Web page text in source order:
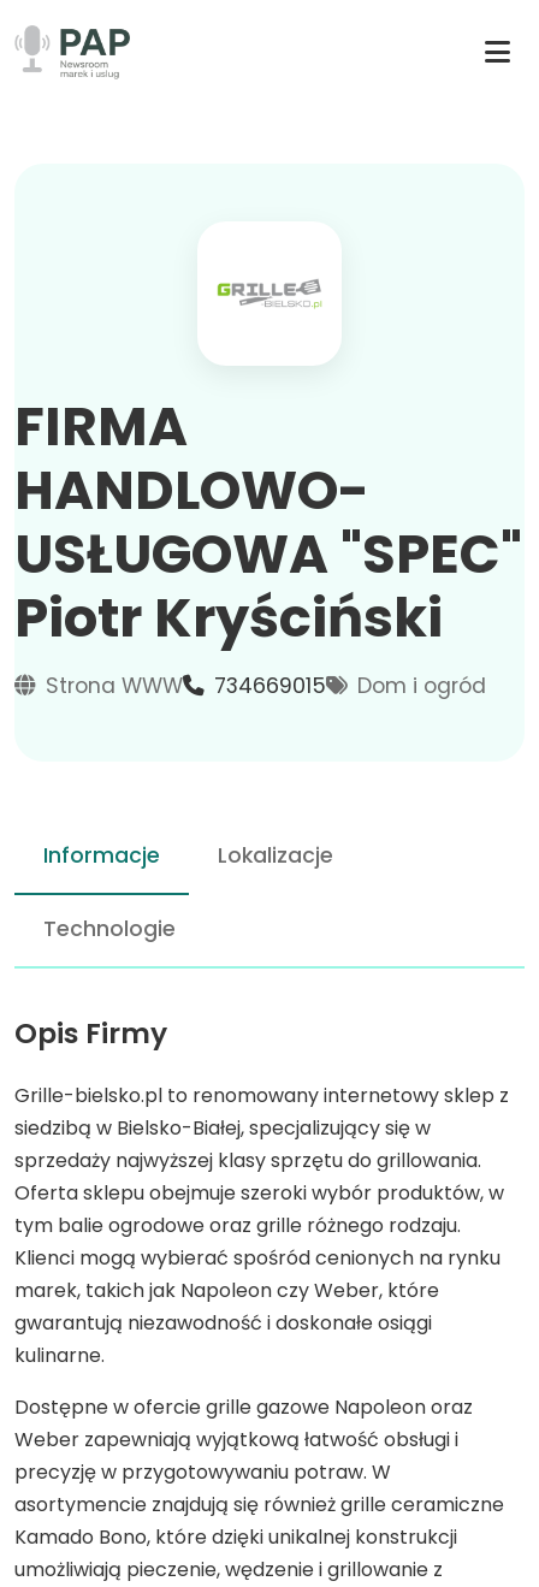
FIRMA
HANDLOWO-
USŁUGOWA "SPEC"
Piotr Kryściński
Strona WWW 734669015 Dom i ogród
Informacje Lokalizacje
Technologie
Opis Firmy
Grille-bielsko.pl to renomowany internetowy sklep z
siedzibą w Bielsko-Białej, specjalizujący się w
sprzedaży najwyższej klasy sprzętu do grillowania.
Oferta sklepu obejmuje szeroki wybór produktów, w
tym balie ogrodowe oraz grille różnego rodzaju.
Klienci mogą wybierać spośród cenionych na rynku
marek, takich jak Napoleon czy Weber, które
gwarantują niezawodność i doskonałe osiągi
kulinarne.
Dostępne w ofercie grille gazowe Napoleon oraz
Weber zapewniają wyjątkową łatwość obsługi i
precyzję w przygotowywaniu potraw. W
asortymencie znajdują się również grille ceramiczne
Kamado Bono, które dzięki unikalnej konstrukcji
umożliwiają pieczenie, wędzenie i grillowanie z